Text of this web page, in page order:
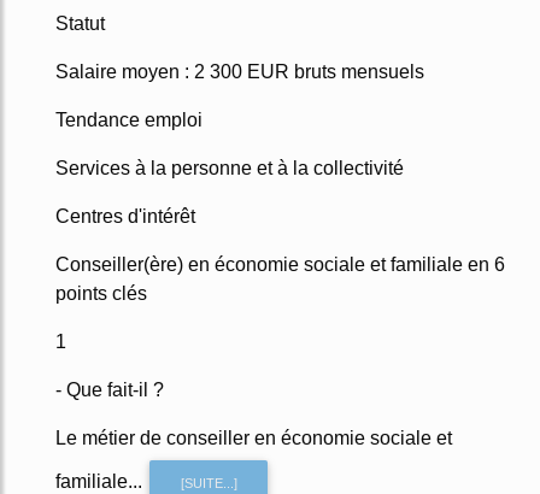
Statut
Salaire moyen : 2 300 EUR bruts mensuels
Tendance emploi
Services à la personne et à la collectivité
Centres d'intérêt
Conseiller(ère) en économie sociale et familiale en 6
points clés
1
- Que fait-il ?
Le métier de conseiller en économie sociale et
familiale... [SUITE...]